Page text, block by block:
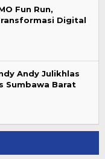
Fun Run,
Digital
Andy Julikhlas
Sumbawa Barat